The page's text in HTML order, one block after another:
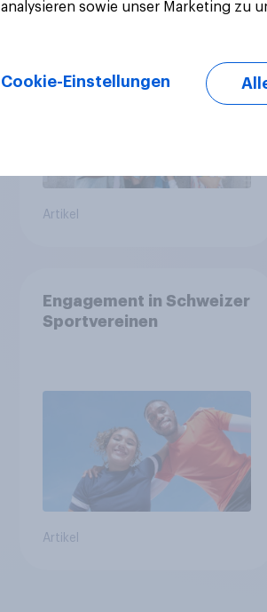
Artikel
Engagement in Schweizer
Sportvereinen
Artikel
analysieren sowie unser Marketing zu
Cookie-Einstellungen